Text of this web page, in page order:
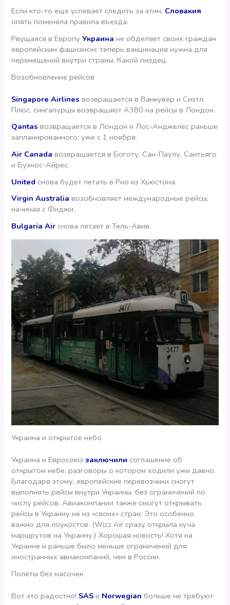
Если кто-то еще успевает следить за этим, Словакия
опять поменяла правила въезда.
Рвущаяся в ЕвропуУкраина не обделяет своих граждан
европейским фашизмом: теперь вакцинация нужна для
перемещений внутри страны. Какой пиздец.
Возобновление рейсов
Singapore Airlines возвращается в Ванкувер и Сиэтл.
Плюс, сингапурцы возвращают A380 на рейсы в Лондон.
Qantas возвращается в Лондон и Лос-Анджелес раньше
запланированного: уже с 1 ноября.
Air Canada возвращается в Боготу, Сан-Паулу, Сантьяго
и Буэнос-Айрес.
United снова будет летать в Рио из Хьюстона.
Virgin Australia возобновляет международные рейсы,
начиная с Фиджи.
Bulgaria Air снова летает в Тель-Авив.
Украина и открытое небо
Украина и Евросоюззаключили соглашение об
открытом небе, разговоры о котором ходили уже давно.
Благодаря этому, европейские перевозчики смогут
выполнять рейсы внутри Украины, без ограничений по
числу рейсов. Авиакомпании также смогут открывать
рейсы в Украину не из «своих» стран. Это особенно
важно для лоукостов. (Wizz Air сразу открыла куча
маршрутов на Украину.) Хорошая новость! Хотя на
Украине и раньше было меньше ограничений для
иностранных авиакомпаний, чем в России.
Полёты без масочек
Вот это радостно! SAS и Norwegian больше не требуют